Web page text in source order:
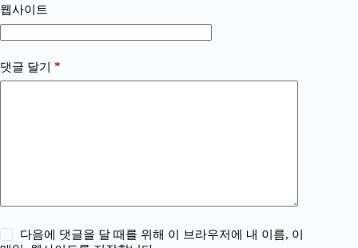
웹사이트
댓글 달기 *
다음에 댓글을 달 때를 위해 이 브라우저에 내 이름, 이